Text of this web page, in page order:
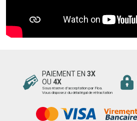
PAIEMENT EN 3X
OU 4X
Sous réserve d’acceptation par Floa.
Vous disposez du délai légal de rétractation